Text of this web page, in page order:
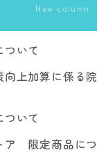
New column
ついて
向上加算に係る院
ついて
ア 限定商品につ